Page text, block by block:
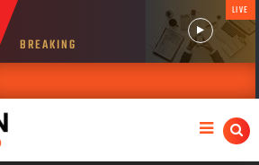
BREAKING
LIVE